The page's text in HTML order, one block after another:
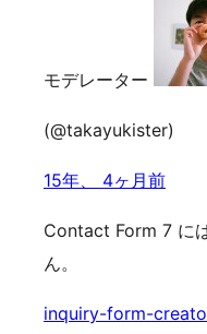
モデレーター
(@takayukister)
15年、 4ヶ月前
Contact Form 7 に
ん。
inquiry-form-